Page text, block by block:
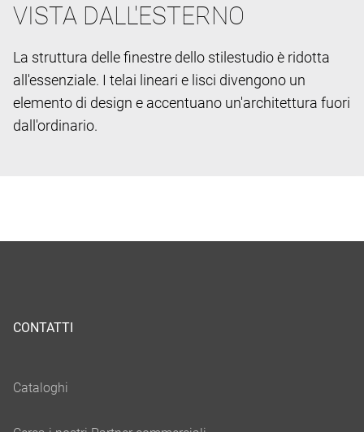
VISTA DALL'ESTERNO
La struttura delle finestre dello stilestudio è ridotta
all'essenziale. I telai lineari e lisci divengono un
elemento di design e accentuano un'architettura fuori
dall'ordinario.
CONTATTI